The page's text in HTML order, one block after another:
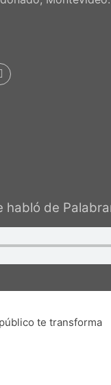
habló de
te transforma
una pequeña